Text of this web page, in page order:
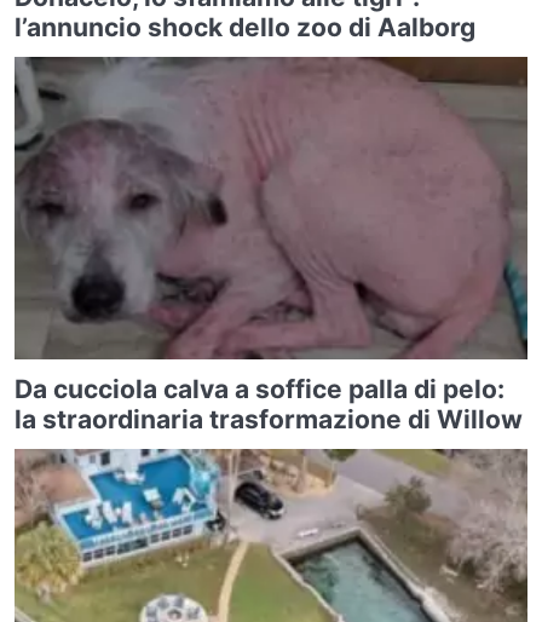
l’annuncio shock dello zoo di Aalborg
Da cucciola calva a soffice palla di pelo:
la straordinaria trasformazione di Willow